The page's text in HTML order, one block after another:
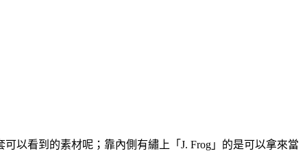
以看到的素材呢；靠內側有繡上「J. Frog」的是可以拿來當